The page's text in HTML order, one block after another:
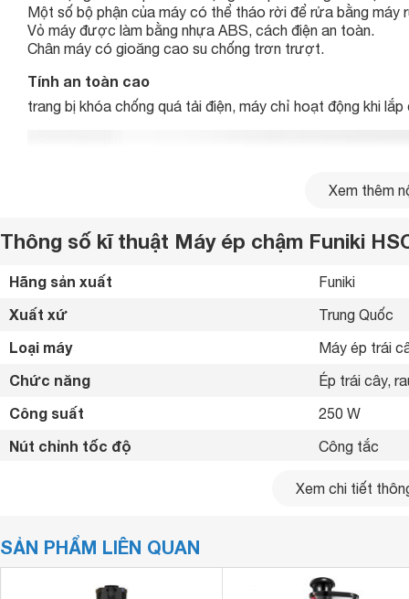
Một số bộ phận của máy có thể tháo rời để rửa bằng máy
Vỏ máy được làm bằng nhựa ABS, cách điện an toàn.
Chân máy có gioăng cao su chống trơn trượt.
Tính an toàn cao
trang bị khóa chống quá tải điện, máy chỉ hoạt động khi
Xem thêm
Thông số kĩ thuật Máy ép chậm Funiki
Hãng sản xuất Funiki
Xuất xứ Trung Quốc
Loại máy Máy ép trái
Chức năng Ép trái cây,
Công suất 250 W
Nút chỉnh tốc độ Công tắc
Cảm biến
Tiện ích
Lưới lọc bã
Chất liệu cấu
Xem chi tiết
SẢN PHẨM LIÊN QUAN